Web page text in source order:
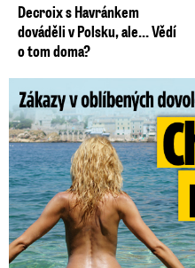
Decroix s Havránkem
dováděli v Polsku, ale… Vědí
o tom doma?
Zákazy v dovolenkových